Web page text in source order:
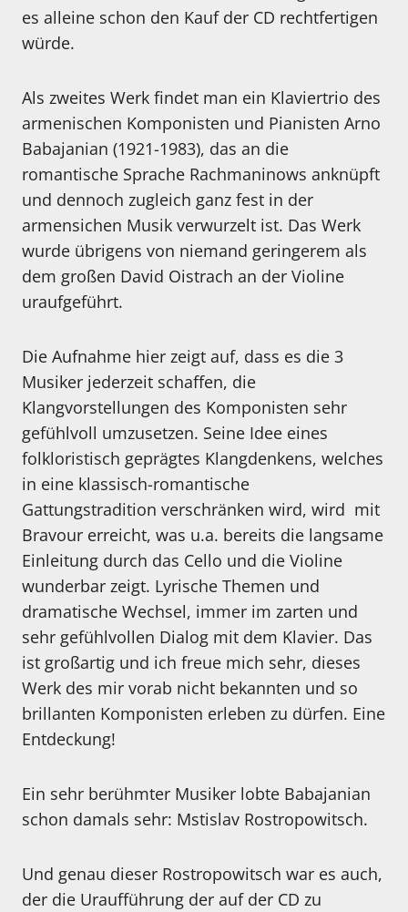
es alleine schon den Kauf der CD rechtfertigen
würde.
Als zweites Werk findet man ein Klaviertrio des
armenischen Komponisten und Pianisten Arno
Babajanian (1921-1983), das an die
romantische Sprache Rachmaninows anknüpft
und dennoch zugleich ganz fest in der
armensichen Musik verwurzelt ist. Das Werk
wurde übrigens von niemand geringerem als
dem großen David Oistrach an der Violine
uraufgeführt.
Die Aufnahme hier zeigt auf, dass es die 3
Musiker jederzeit schaffen, die
Klangvorstellungen des Komponisten sehr
gefühlvoll umzusetzen. Seine Idee eines
folkloristisch geprägtes Klangdenkens, welches
in eine klassisch-romantische
Gattungstradition verschränken wird, wird mit
Bravour erreicht, was u.a. bereits die langsame
Einleitung durch das Cello und die Violine
wunderbar zeigt. Lyrische Themen und
dramatische Wechsel, immer im zarten und
sehr gefühlvollen Dialog mit dem Klavier. Das
ist großartig und ich freue mich sehr, dieses
Werk des mir vorab nicht bekannten und so
brillanten Komponisten erleben zu dürfen. Eine
Entdeckung!
Ein sehr berühmter Musiker lobte Babajanian
schon damals sehr: Mstislav Rostropowitsch.
Und genau dieser Rostropowitsch war es auch,
der die Uraufführung der auf der CD zu